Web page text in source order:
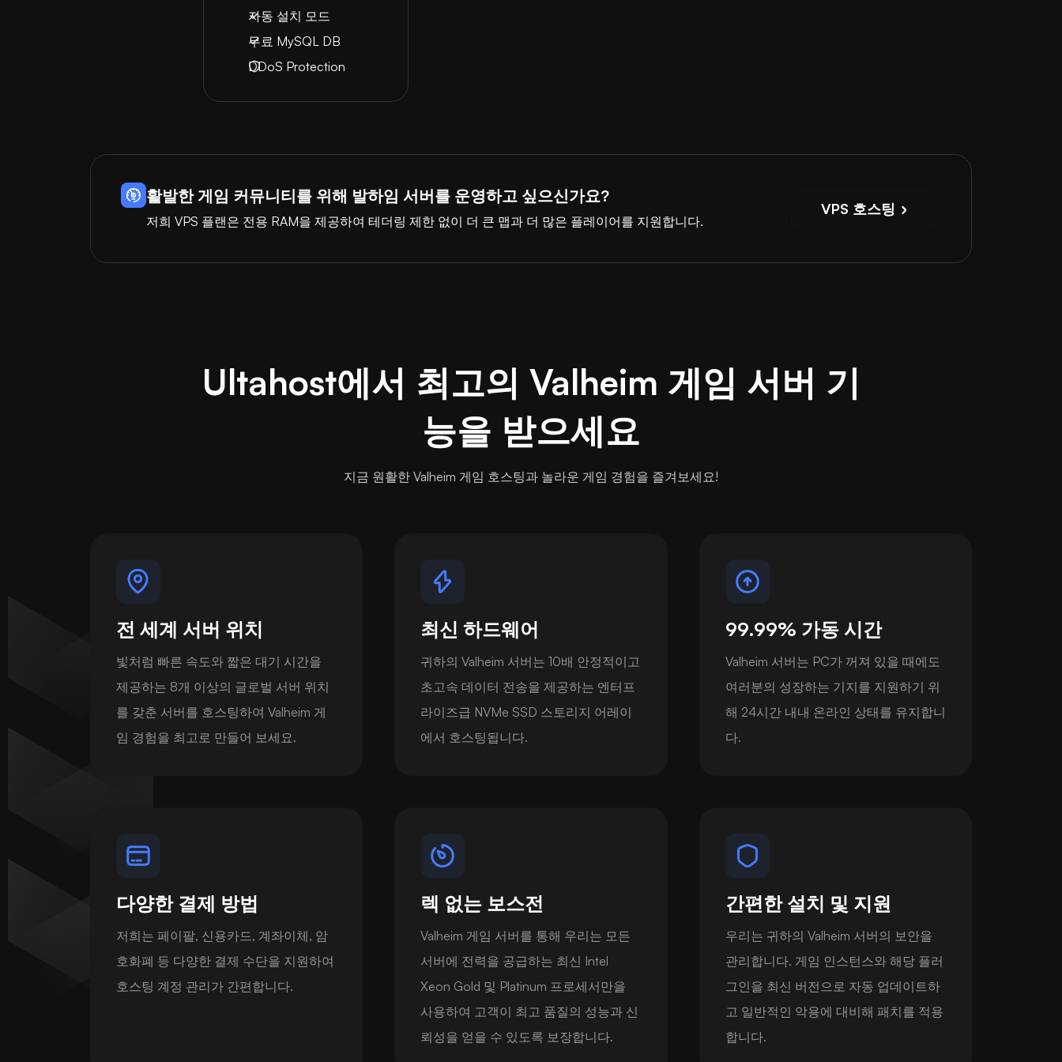
자동 설치 모드
무료 MySQL DB
DDoS Protection
활발한 게임 커뮤니티를 위해 발하임 서버를 운영하고 싶으신가요?
저희 VPS 플랜은 전용 RAM을 제공하여 테더링 제한 없이 더 큰 맵과 더 많은 플레이어를 지원합니다.
VPS 호스팅
Ultahost에서 최고의 Valheim 게임 서버 기
능을 받으세요
지금 원활한 Valheim 게임 호스팅과 놀라운 게임 경험을 즐겨보세요!
전 세계 서버 위치
빛처럼 빠른 속도와 짧은 대기 시간을
제공하는 8개 이상의 글로벌 서버 위치
를 갖춘 서버를 호스팅하여 Valheim 게
임 경험을 최고로 만들어 보세요.
최신 하드웨어
귀하의 Valheim 서버는 10배 안정적이고
초고속 데이터 전송을 제공하는 엔터프
라이즈급 NVMe SSD 스토리지 어레이
에서 호스팅됩니다.
99.99% 가동 시간
Valheim 서버는 PC가 꺼져 있을 때에도
여러분의 성장하는 기지를 지원하기 위
해 24시간 내내 온라인 상태를 유지합니
다.
다양한 결제 방법
저희는 페이팔, 신용카드, 계좌이체, 암
호화폐 등 다양한 결제 수단을 지원하여
호스팅 계정 관리가 간편합니다.
렉 없는 보스전
Valheim 게임 서버를 통해 우리는 모든
서버에 전력을 공급하는 최신 Intel
Xeon Gold 및 Platinum 프로세서만을
사용하여 고객이 최고 품질의 성능과 신
뢰성을 얻을 수 있도록 보장합니다.
간편한 설치 및 지원
우리는 귀하의 Valheim 서버의 보안을
관리합니다. 게임 인스턴스와 해당 플러
그인을 최신 버전으로 자동 업데이트하
고 일반적인 악용에 대비해 패치를 적용
합니다.